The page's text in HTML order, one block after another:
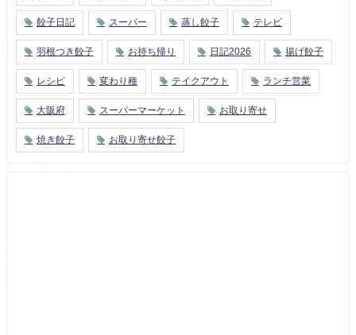
餃子日記 スーパー 蒸し餃子 テレビ
羽根つき餃子 お持ち帰り 日記2026 揚げ餃子
レシピ 変わり種 テイクアウト ランチ営業
大阪府 スーパーマーケット お取り寄せ
焼き餃子 お取り寄せ餃子